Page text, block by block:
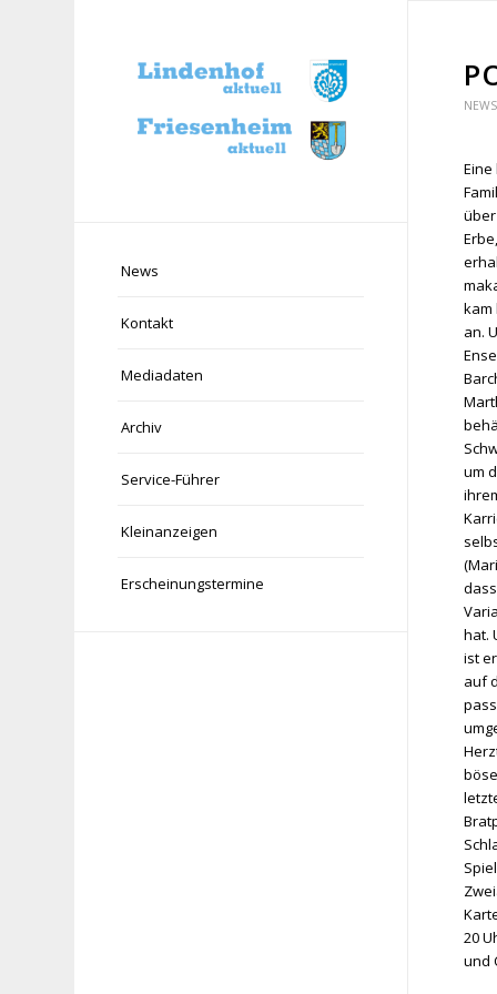
News
Kontakt
Mediadaten
Archiv
Service-Führer
Kleinanzeigen
Erscheinungstermine
kam
an.
um
hat.
ist
auf
20
und